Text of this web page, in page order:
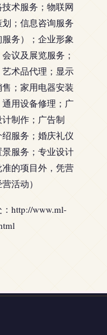
术服务；物联网
；信息咨询服务
服务）；企业形象
议及展览服务；
术品代理；显示
；家用电器安装
用设备修理；广
制作；广告制
服务；婚庆礼仪
服务；专业设计
的项目外，凭营
活动）
http://www.ml-